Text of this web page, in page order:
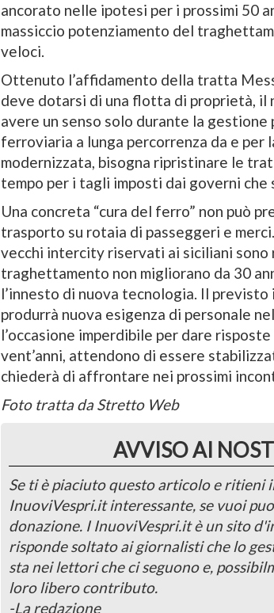
ancorato nelle ipotesi per i prossimi 50
massiccio potenziamento del
veloci.
Ottenuto l’affidamento della tratta
deve dotarsi di una flotta di proprietà, il
avere un senso solo durante la
ferroviaria a lunga percorrenza da e per
modernizzata, bisogna ripristinare le
tempo per i tagli imposti dai governi che
Una concreta “cura del ferro” non può
trasporto su rotaia di passeggeri e
vecchi intercity riservati ai siciliani
traghettamento non migliorano da 30
l’innesto di nuova tecnologia. Il
produrrà nuova esigenza di personale
l’occasione imperdibile per dare
vent’anni, attendono di essere
chiederà di affrontare nei prossimi
Foto tratta da Stretto Web
AVVISO AI
Se ti è piaciuto questo articolo e ritieni
InuoviVespri.it interessante, se vuoi
donazione. I InuoviVespri.it è un sito
risponde soltato ai giornalisti che lo
sta nei lettori che ci seguono e,
loro libero contributo.
-La redazione